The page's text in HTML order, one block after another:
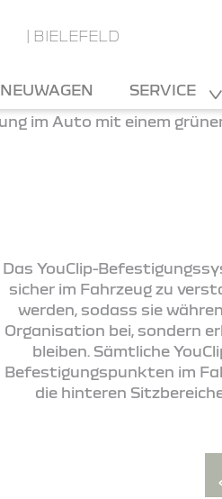
| BIELEFELD
NEUWAGEN SERVICE
Das YouClip-
sicher im Fahrzeug zu
werden, sodass sie
Organisation bei, sondern
bleiben. Sämtliche
Befestigungspunkten im
die hinteren